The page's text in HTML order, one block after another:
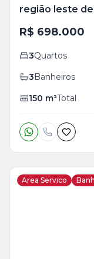
região leste
R$ 698.000
3Quartos
3Banheiros
150 m²Total
Area Servico